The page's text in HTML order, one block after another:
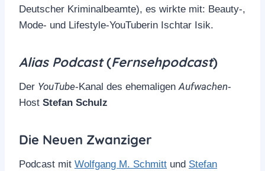
Deutscher Kriminalbeamte), es wirkte mit: Beauty-,
Mode- und Lifestyle-YouTuberin Ischtar Isik.
Alias Podcast(Fernsehpodcast)
Der YouTube-Kanal des ehemaligenAufwachen-
Host Stefan Schulz
Die Neuen Zwanziger
Podcast mit Wolfgang M. Schmitt und Stefan